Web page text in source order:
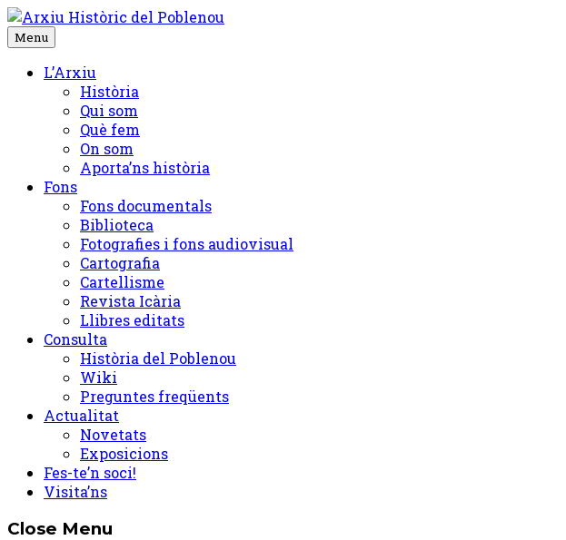
Skip
to
content
Menu
L’Arxiu
Història
Qui som
Què fem
On som
Aporta’ns història
Fons
Fons documentals
Biblioteca
Fotografies i fons audiovisual
Cartografia
Cartellisme
Revista Icària
Llibres editats
Consulta
Història del Poblenou
Wiki
Preguntes freqüents
Actualitat
Novetats
Exposicions
Fes-te’n soci!
Visita’ns
Close Menu